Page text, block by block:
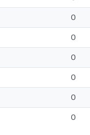
0
0
0
0
0
0